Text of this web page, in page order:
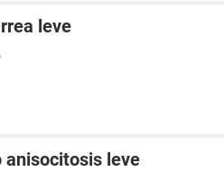
leve
anisocitosis leve